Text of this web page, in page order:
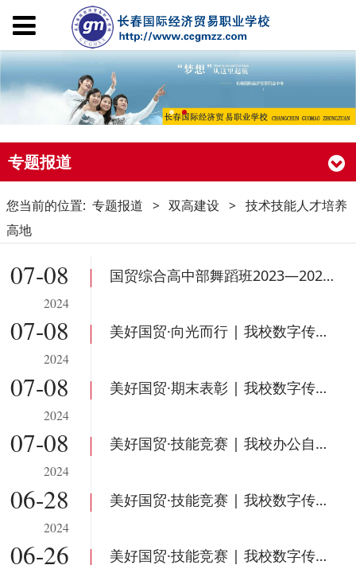
专题报道
您当前的位置: 专题报道 > 双高建设 > 技术技能人才培养
高地
07-08
2024
国贸综合高中部舞蹈班2023—2024学年第二学期期末考试汇报演出完美收官！
07-08
2024
美好国贸·向光而行 | 我校数字传媒学院成功举办2024学年影视专业颁奖典礼！
07-08
2024
美好国贸·期末表彰 | 我校数字传媒学院召开2023-2024学年第二学期表彰大会！
07-08
2024
美好国贸·技能竞赛 | 我校办公自动化技能大赛圆满落幕！
06-28
2024
美好国贸·技能竞赛 | 我校数字传媒学院“最美证件照”摄影大赛圆满结束！
06-26 美好国贸·技能竞赛 | 我校数字传媒学院开展PS软件技能大赛！